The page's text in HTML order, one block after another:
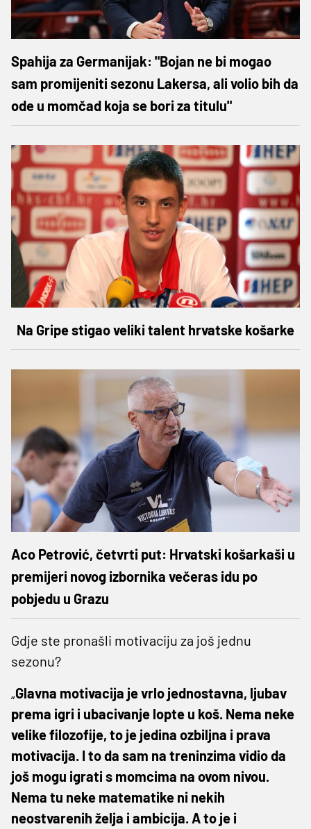
Spahija za Germanijak: "Bojan ne bi mogao
sam promijeniti sezonu Lakersa, ali volio bih da
ode u momčad koja se bori za titulu"
Na Gripe stigao veliki talent hrvatske košarke
Aco Petrović, četvrti put: Hrvatski košarkaši u
premijeri novog izbornika večeras idu po
pobjedu u Grazu
Gdje ste pronašli motivaciju za još jednu
sezonu?
„Glavna motivacija je vrlo jednostavna, ljubav
prema igri i ubacivanje lopte u koš. Nema neke
velike filozofije, to je jedina ozbiljna i prava
motivacija. I to da sam na treninzima vidio da
još mogu igrati s momcima na ovom nivou.
Nema tu neke matematike ni nekih
neostvarenih želja i ambicija. A to je i